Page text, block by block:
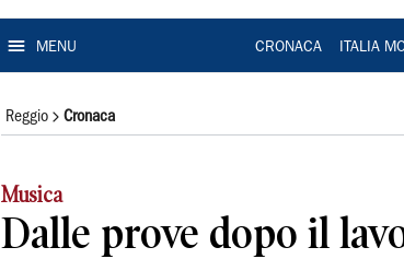
MENU CRONACA ITALIA
Reggio Cronaca
Musica
Dalle prove dopo il